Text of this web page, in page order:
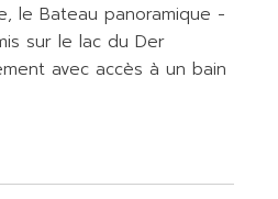
le Bateau panoramique -
sur le lac du Der
avec accès à un bain